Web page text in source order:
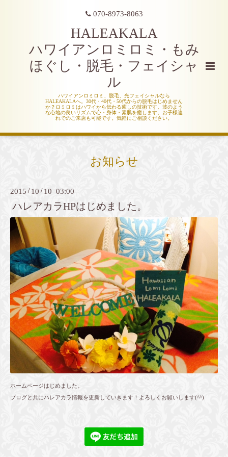
070-8973-8063
HALEAKALA
ハワイアンロミロミ・もみ
ほぐし・脱毛・フェイシャ
ル
ハワイアンロミロミ、脱毛、光フェイシャルなら
HALEAKALAへ。30代・40代・50代からの脱毛はじめません
か？ロミロミはハワイから伝わる癒しの技術です。波のよう
な心地の良いリズムで心・身体・素肌を癒します。お子様連
れでのご来店も可能です。気軽にご相談ください。
お知らせ
2015 / 10 / 10 03:00
ハレアカラHPはじめました。
ホームページはじめました。
ブログと共にハレアカラ情報を更新していきます！よろしくお願いします(^^)